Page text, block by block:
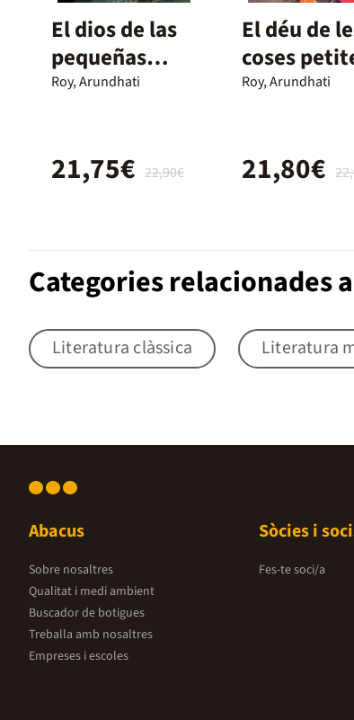
El dios de las
pequeñas
cosas
Roy, Arundhati
22,90€
21,75€
El déu de
coses
Roy, Arundhati
21,80€
Categories relacionades
Literatura clàssica Literatura
Abacus
Sobre nosaltres
Qualitat i medi ambient
Buscador de botigues
Treballa amb nosaltres
Empreses i escoles
Sòcies i
Fes-te soci/a